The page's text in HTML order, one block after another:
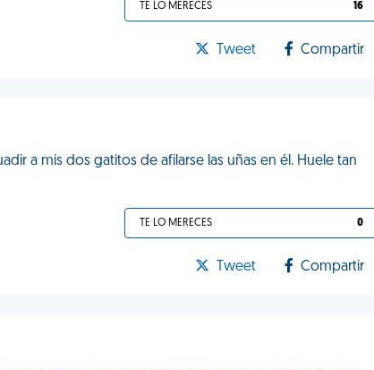
TE LO MERECES 16
Tweet Compartir
a mis dos gatitos de afilarse las uñas en él. Huele tan
TE LO MERECES 0
Tweet Compartir